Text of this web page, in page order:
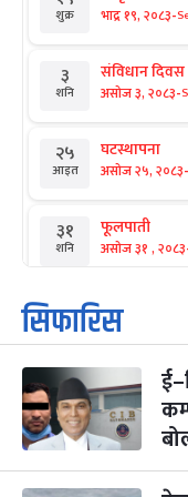
शुक्र भाद्र १९, २०८३-
३
शनि
संविधान दिवस
असोज ३, २०८३-
२५
आइत
घटस्थापना
असोज २५, २०८३-
३१
शनि
फूलपाती
असोज ३१ , २०८३
१
आइत
कार्तिक सङ्क्रान्ति
कार्तिक १, २०८३
३
मंगल
महानवमी
कार्तिक ३, २०८३-
४
सिफारिस